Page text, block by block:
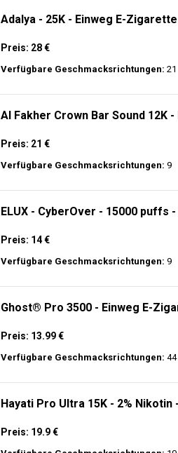
Adalya - 25K - Einweg E-Zigarette
Preis: 28 €
Verfügbare Geschmacksrichtungen: 21
Al Fakher Crown Bar Sound 12K
Preis: 21 €
Verfügbare Geschmacksrichtungen: 9
ELUX - CyberOver - 15000 puffs
Preis: 14 €
Verfügbare Geschmacksrichtungen: 9
Ghost® Pro 3500 - Einweg E-
Preis: 13.99 €
Verfügbare Geschmacksrichtungen: 44
Hayati Pro Ultra 15K - 2%
Preis: 19.9 €